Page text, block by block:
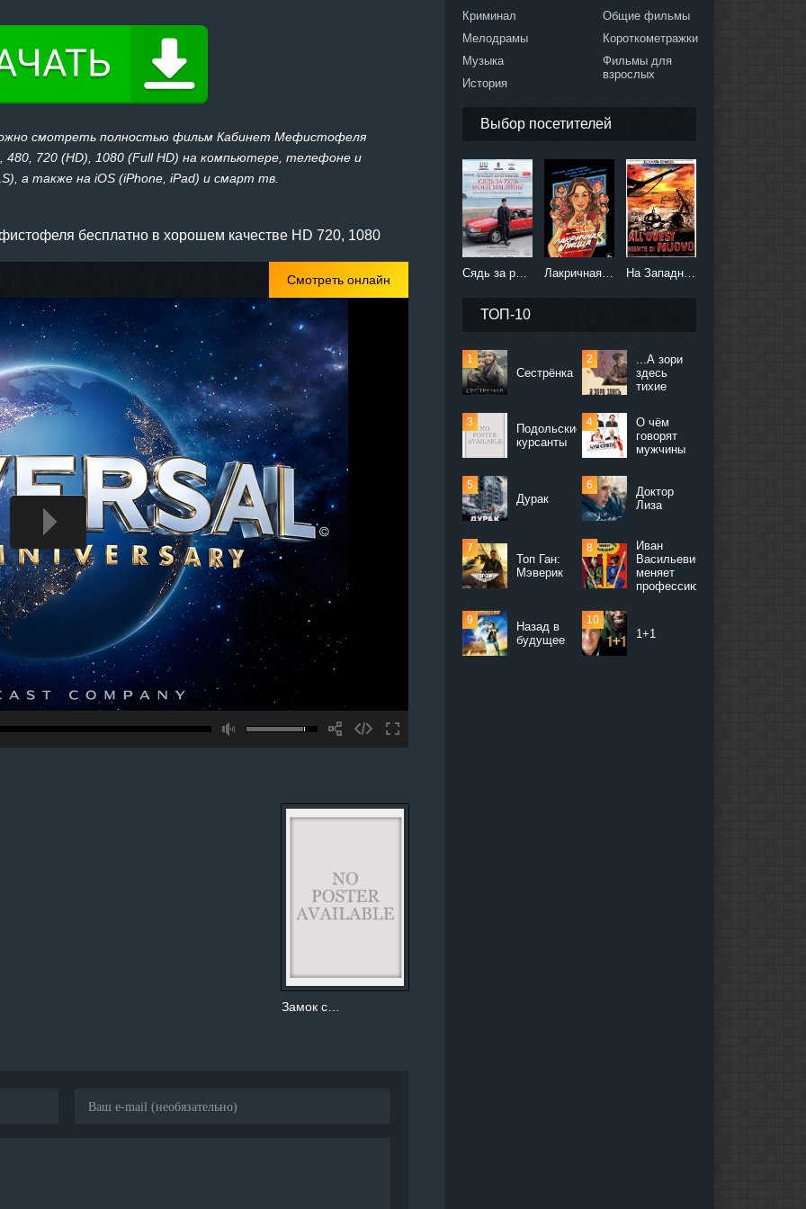
смотреть полностью фильм Кабинет Мефистофеля
480, 720 (HD), 1080 (Full HD) на компьютере, телефоне и
а также на iOS (iPhone, iPad) и смарт тв.
бесплатно в хорошем качестве HD 720, 1080
Смотреть онлайн
Замок с…
Криминал
Мелодрамы
Музыка
История
Общие фильмы
Короткометражки
Фильмы для
взрослых
Выбор посетителей
Сядь за руль моей машины (2021) Лакричная пицца (2021) На Западном фронте без перемен (2022)
ТОП-10
Сестрёнка
...А зори
здесь
тихие
Подольские
курсанты
О чём
говорят
мужчины
Дурак
Доктор
Лиза
Топ Ган:
Мэверик
Иван
Васильевич
меняет
профессию
Назад в
будущее
1+1